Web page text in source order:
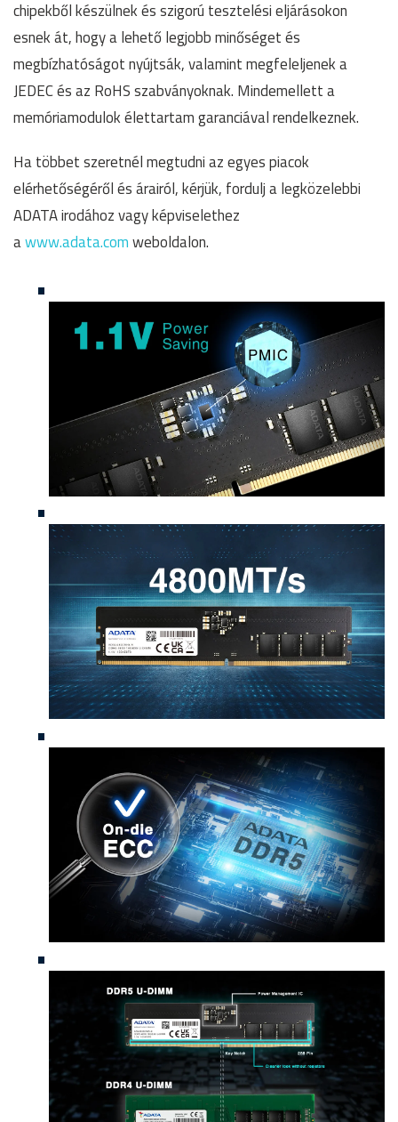
chipekből készülnek és szigorú tesztelési eljárásokon
esnek át, hogy a lehető legjobb minőséget és
megbízhatóságot nyújtsák, valamint megfeleljenek a
JEDEC és az RoHS szabványoknak. Mindemellett a
memóriamodulok élettartam garanciával rendelkeznek.
Ha többet szeretnél megtudni az egyes piacok
elérhetőségéről és árairól, kérjük, fordulj a legközelebbi
ADATA irodához vagy képviselethez
awww.adata.comweboldalon.